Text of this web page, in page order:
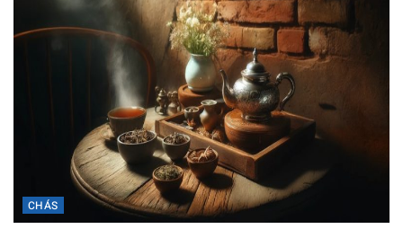
CHÁS